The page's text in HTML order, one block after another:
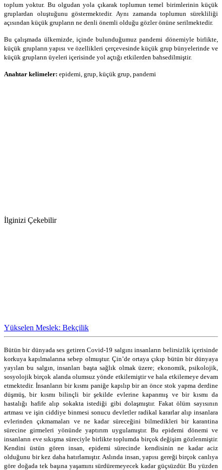
toplum yoktur. Bu olgudan yola çıkarak toplumun temel birimlerinin küçük
gruplardan oluştuğunu göstermektedir. Aynı zamanda toplumun sürekliliği
açısından küçük grupların ne denli önemli olduğu gözler önüne serilmektedir.
Bu çalışmada ülkemizde, içinde bulunduğumuz pandemi dönemiyle birlikte,
küçük grupların yapısı ve özellikleri çerçevesinde küçük grup bünyelerinde ve
küçük grupların üyeleri içerisinde yol açtığı etkilerden bahsedilmiştir.
Anahtar kelimeler: epidemi, grup, küçük grup, pandemi
İlginizi Çekebilir
Yükselen Meslek: Bekçilik
Bütün bir dünyada ses getiren Covid-19 salgını insanların belirsizlik içerisinde
korkuya kapılmalarına sebep olmuştur. Çin’de ortaya çıkıp bütün bir dünyaya
yayılan bu salgın, insanları başta sağlık olmak üzere; ekonomik, psikolojik,
sosyolojik birçok alanda olumsuz yönde etkilemiştir ve hala etkilemeye devam
etmektedir. İnsanların bir kısmı paniğe kapılıp bir an önce stok yapma derdine
düşmüş, bir kısmı bilinçli bir şekilde evlerine kapanmış ve bir kısmı da
hastalığı hafife alıp sokakta istediği gibi dolaşmıştır. Fakat ölüm sayısının
artması ve işin ciddiye binmesi sonucu devletler radikal kararlar alıp insanlara
evlerinden çıkmamaları ve ne kadar süreceğini bilmedikleri bir karantina
sürecine girmeleri yönünde yaptırım uygulamıştır. Bu epidemi dönemi ve
insanların eve sıkışma süreciyle birlikte toplumda birçok değişim gözlenmiştir.
Kendini üstün gören insan, epidemi sürecinde kendisinin ne kadar aciz
olduğunu bir kez daha hatırlamıştır. Aslında insan, yapısı gereği birçok canlıya
göre doğada tek başına yaşamını sürdüremeyecek kadar güçsüzdür. Bu yüzden